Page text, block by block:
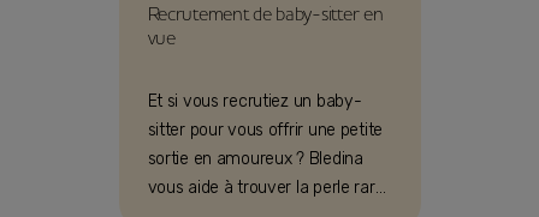
Recrutement de baby-sitter en
vue
Et si vous recrutiez un baby-
sitter pour vous offrir une petite
sortie en amoureux ? Bledina
vous aide à trouver la perle rare